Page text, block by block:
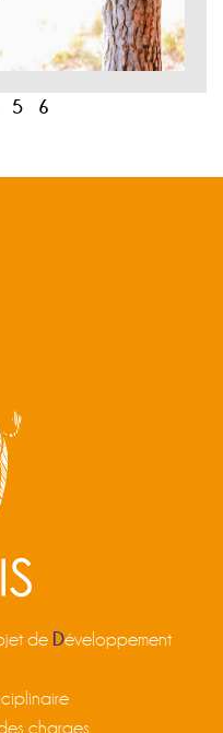
5 6
de Développement
charges